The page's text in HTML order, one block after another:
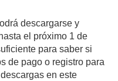
descargarse y
el próximo 1 de
para saber si
de pago o registro para
en este